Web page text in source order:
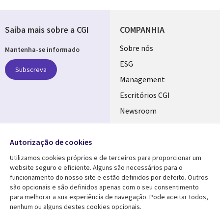
COMPANHIA
Useful
links
PORTUGAL
Sobre nós
ESG
Management
Escritórios CGI
Newsroom
Ecossistema de
Fusões
Media Center AJUDA
Saiba mais sobre a CGI
Mantenha-se informado
Subscreva
Social
Media
PORTUGAL
Autorização de cookies
Utilizamos cookies próprios e de terceiros para proporcionar um
website seguro e eficiente. Alguns são necessários para o
funcionamento do nosso site e estão definidos por defeito. Outros
são opcionais e são definidos apenas com o seu consentimento
para melhorar a sua experiência de navegação. Pode aceitar todos,
nenhum ou alguns destes cookies opcionais.